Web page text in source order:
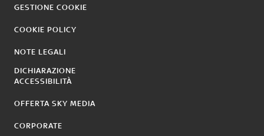
GESTIONE COOKIE
COOKIE POLICY
NOTE LEGALI
DICHIARAZIONE
ACCESSIBILITÀ
OFFERTA SKY MEDIA
CORPORATE